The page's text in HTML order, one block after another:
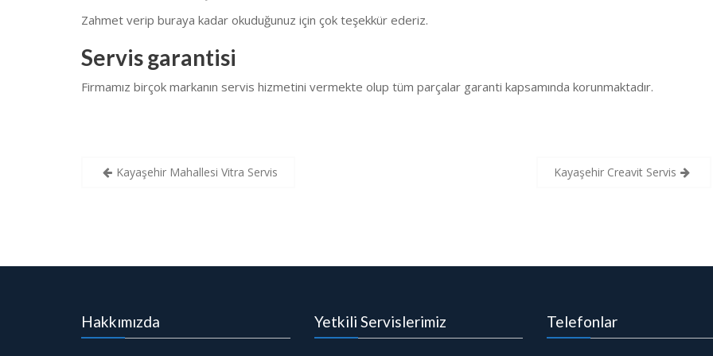
Zahmet verip buraya kadar okuduğunuz için çok teşekkür ederiz.
Servis garantisi
Firmamız birçok markanın servis hizmetini vermekte olup tüm parçalar garanti kapsamında korunmaktadır.
YazıKayaşehir Mahallesi Vitra Servis Kayaşehir Creavit Servis
Hakkımızda Yetkili Servislerimiz Telefonlar